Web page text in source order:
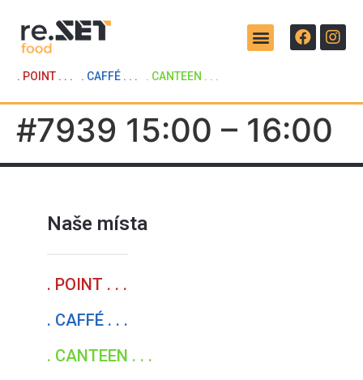
. POINT . . . . CAFFÉ . . . . CANTEEN . . .
#7939 15:00 – 16:00
Naše místa
. POINT . . .
. CAFFÉ . . .
. CANTEEN . . .